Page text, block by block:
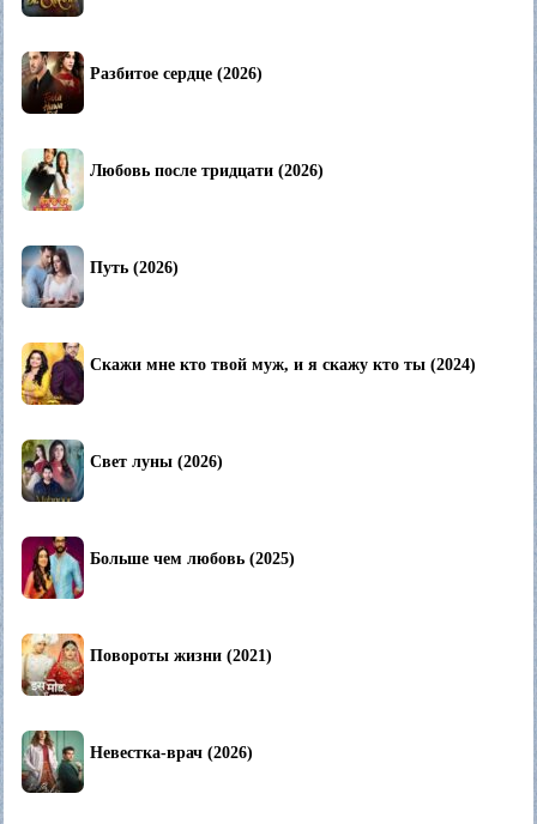
Разбитое сердце (2026)
Любовь после тридцати (2026)
Путь (2026)
Скажи мне кто твой муж, и я скажу кто ты (2024)
Свет луны (2026)
Больше чем любовь (2025)
Повороты жизни (2021)
Невестка-врач (2026)